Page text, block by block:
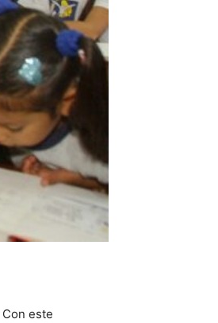
este